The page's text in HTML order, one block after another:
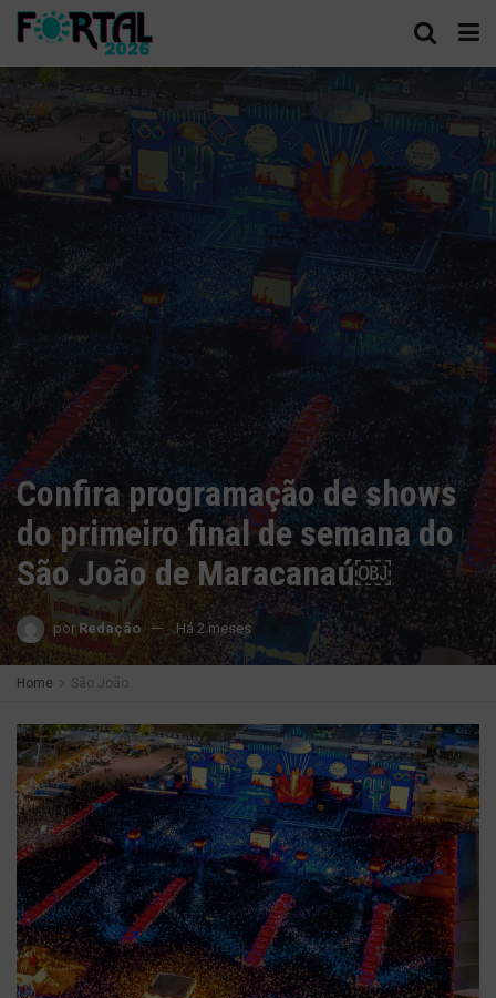
Confira programação de shows
do primeiro final de semana do
São João de Maracanaú￼
por Redação Há 2 meses
Home São João